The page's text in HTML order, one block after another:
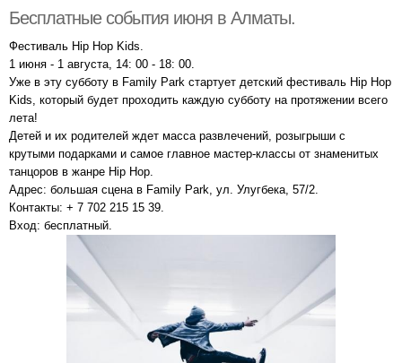
Бесплатные события июня в Алматы.
Фестиваль Hip Hop Kids.
1 июня - 1 августа, 14: 00 - 18: 00.
Уже в эту субботу в Family Park стартует детский фестиваль Hip Hop
Kids, который будет проходить каждую субботу на протяжении всего
лета!
Детей и их родителей ждет масса развлечений, розыгрыши с
крутыми подарками и самое главное мастер-классы от знаменитых
танцоров в жанре Hip Hop.
Адрес: большая сцена в Family Park, ул. Улугбека, 57/2.
Контакты: + 7 702 215 15 39.
Вход: бесплатный.